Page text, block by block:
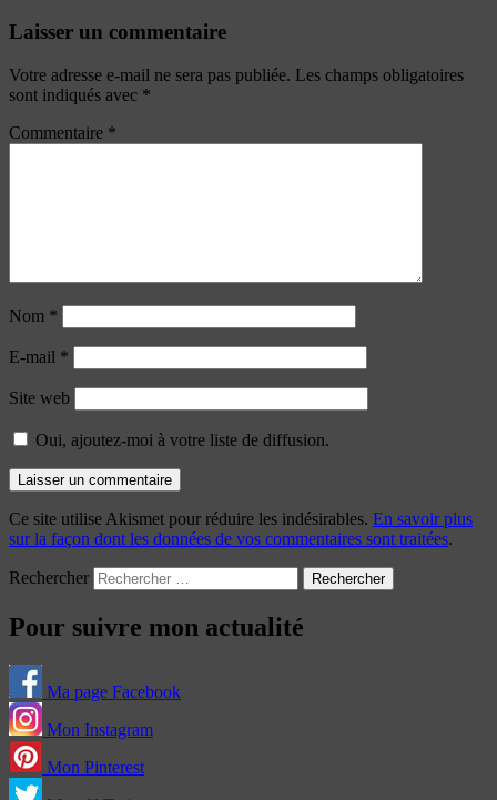
Laisser un commentaire
Votre adresse e-mail ne sera pas publiée. Les champs obligatoires
sont indiqués avec *
Commentaire *
Nom *
E-mail *
Site web
Oui, ajoutez-moi à votre liste de diffusion.
Ce site utilise Akismet pour réduire les indésirables. En savoir plus
sur la façon dont les données de vos commentaires sont traitées.
Rechercher
Pour suivre mon actualité
Ma page Facebook
Mon Instagram
Mon Pinterest